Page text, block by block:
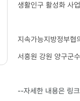
생활인구 활성화 사
지속가능지방정부
서흥원 강원 양구군
--자세한 내용은 링